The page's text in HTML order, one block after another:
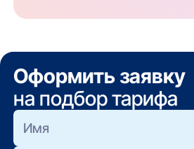
Оформить заявку
на подбор тарифа